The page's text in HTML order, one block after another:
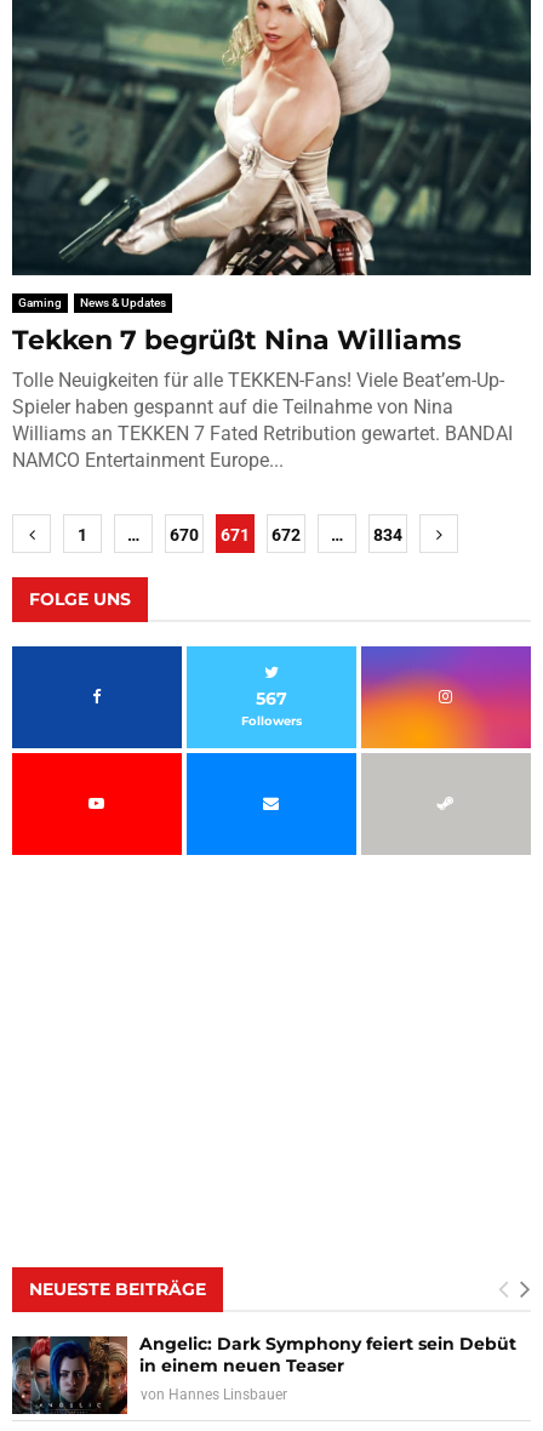
Gaming News & Updates
Tekken 7 begrüßt Nina Williams
Tolle Neuigkeiten für alle TEKKEN-Fans! Viele Beat’em-Up-
Spieler haben gespannt auf die Teilnahme von Nina
Williams an TEKKEN 7 Fated Retribution gewartet. BANDAI
NAMCO Entertainment Europe...
Seitennummerierung
der
Beiträge
1 … 670 671 672 … 834
FOLGE UNS
567
Followers
NEUESTE BEITRÄGE
Angelic: Dark Symphony feiert sein Debüt
in einem neuen Teaser
von Hannes Linsbauer